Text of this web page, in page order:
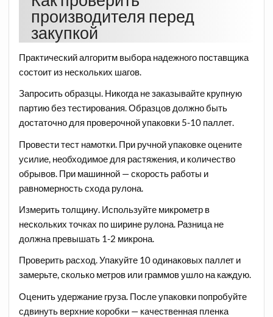
производителя перед
закупкой
Практический алгоритм выбора надежного поставщика
состоит из нескольких шагов.
Запросить образцы. Никогда не заказывайте крупную
партию без тестирования. Образцов должно быть
достаточно для проверочной упаковки 5-10 паллет.
Провести тест намотки. При ручной упаковке оцените
усилие, необходимое для растяжения, и количество
обрывов. При машинной — скорость работы и
равномерность схода рулона.
Измерить толщину. Используйте микрометр в
нескольких точках по ширине рулона. Разница не
должна превышать 1-2 микрона.
Проверить расход. Упакуйте 10 одинаковых паллет и
замерьте, сколько метров или граммов ушло на каждую.
Оценить удержание груза. После упаковки попробуйте
сдвинуть верхние коробки — качественная пленка